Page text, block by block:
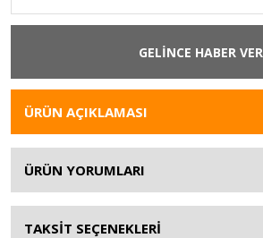
GELİNCE HABER VER
ÜRÜN AÇIKLAMASI
ÜRÜN YORUMLARI
TAKSİT SEÇENEKLERİ